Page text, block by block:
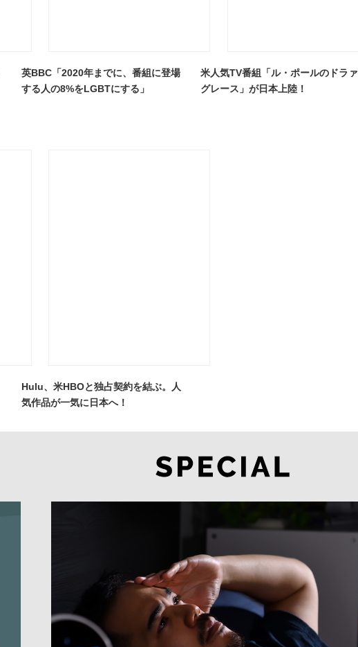
英BBC「2020年までに、番組に登場
する人の8%をLGBTにする」
米人気TV番組「ル・ポールのドラァ
グレース」が日本上陸！
Hulu、米HBOと独占契約を結ぶ。人
気作品が一気に日本へ！